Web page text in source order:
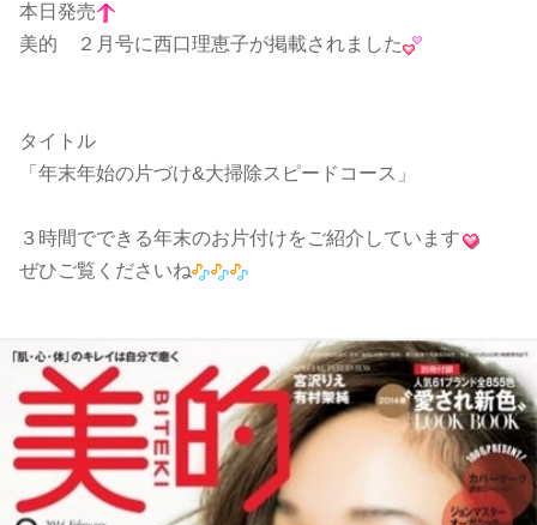
本日発売
美的 ２月号に西口理恵子が掲載されました
タイトル
「年末年始の片づけ&大掃除スピードコース」
３時間でできる年末のお片付けをご紹介しています
ぜひご覧くださいね